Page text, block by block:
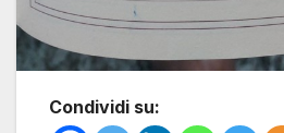
Condividi su: